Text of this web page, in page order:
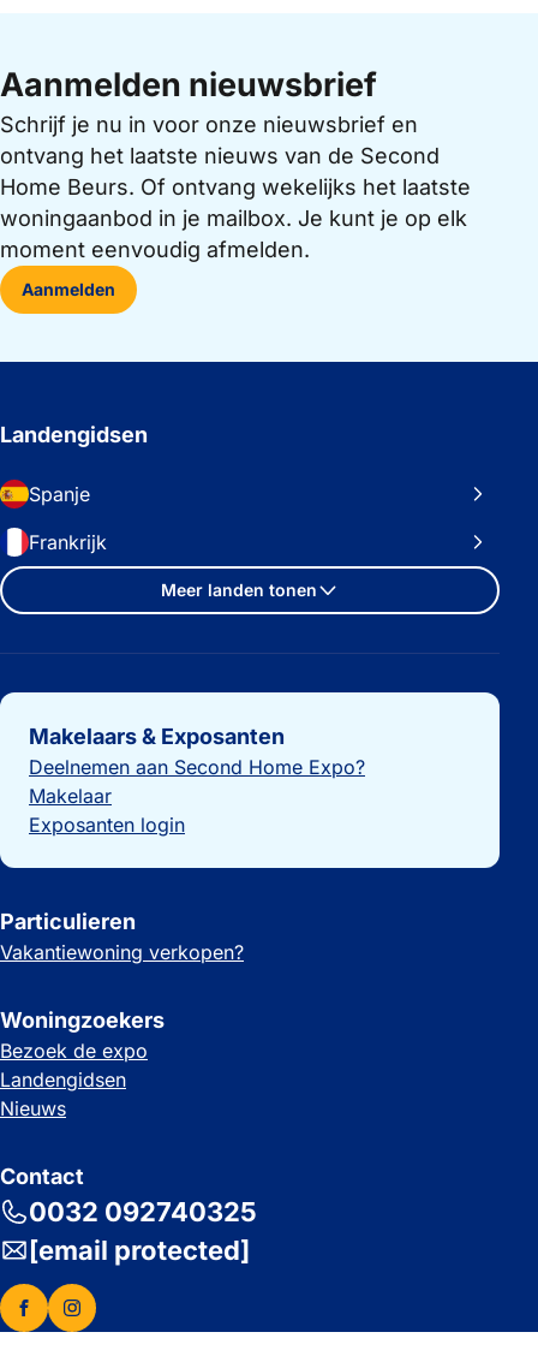
Aanmelden nieuwsbrief
Schrijf je nu in voor onze nieuwsbrief en
ontvang het laatste nieuws van de Second
Home Beurs. Of ontvang wekelijks het laatste
woningaanbod in je mailbox. Je kunt je op elk
moment eenvoudig afmelden.
Aanmelden
Landengidsen
Spanje
Frankrijk
Meer landen tonen
Belangrijke links
Makelaars & Exposanten
Deelnemen aan Second Home Expo?
Makelaar
Exposanten login
Particulieren
Vakantiewoning verkopen?
Woningzoekers
Bezoek de expo
Landengidsen
Nieuws
Contact
0032 092740325
[email protected]